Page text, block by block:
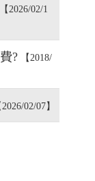
2026/02/1
?【2018/
2026/02/07】